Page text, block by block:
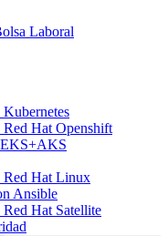
Laboral
Hat Openshift
EKS+AKS
Red Hat Linux
Ansible
Hat Satellite